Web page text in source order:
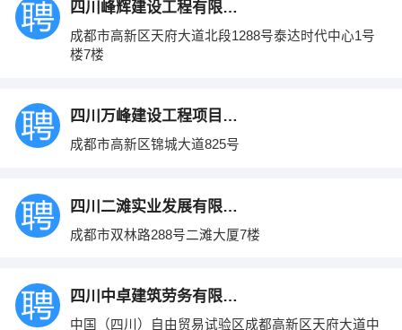
四川峰辉建设工程有限公司
成都市高新区天府大道北段1288号泰达时代中心1号
楼7楼
四川万峰建设工程项目管理有限公司
成都市高新区锦城大道825号
四川二滩实业发展有限责任公司
成都市双林路288号二滩大厦7楼
四川中卓建筑劳务有限公司
中国（四川）自由贸易试验区成都高新区天府大道中